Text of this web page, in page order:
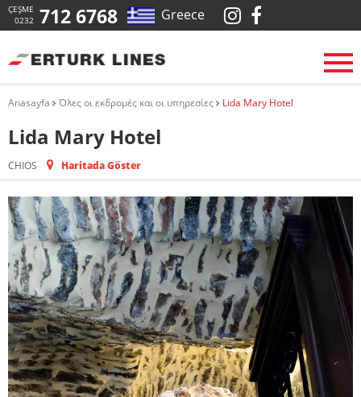
ÇEŞME
0232 712 6768 Greece
Anasayfa Όλες οι εκδρομές και οι υπηρεσίες Lida Mary Hotel
Lida Mary Hotel
CHIOS Haritada Göster